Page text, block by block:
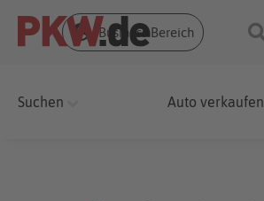
Business Bereich
Suchen Auto verkaufen